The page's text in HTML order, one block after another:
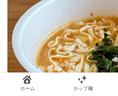
ホーム カップ麺